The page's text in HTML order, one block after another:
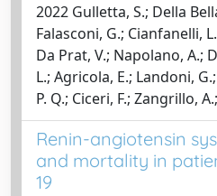
2022 Gulletta, S.; Della
Falasconi, G.; Cianfanelli,
Da Prat, V.; Napolano, A.;
L.; Agricola, E.; Landoni,
P. Q.; Ciceri, F.; Zangrillo,
Renin-angiotensin
and mortality in
19